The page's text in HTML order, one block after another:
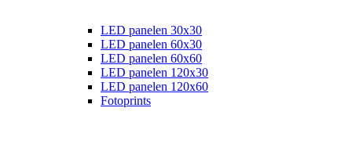
LED panelen 30x30
LED panelen 60x30
LED panelen 60x60
LED panelen 120x30
LED panelen 120x60
Fotoprints